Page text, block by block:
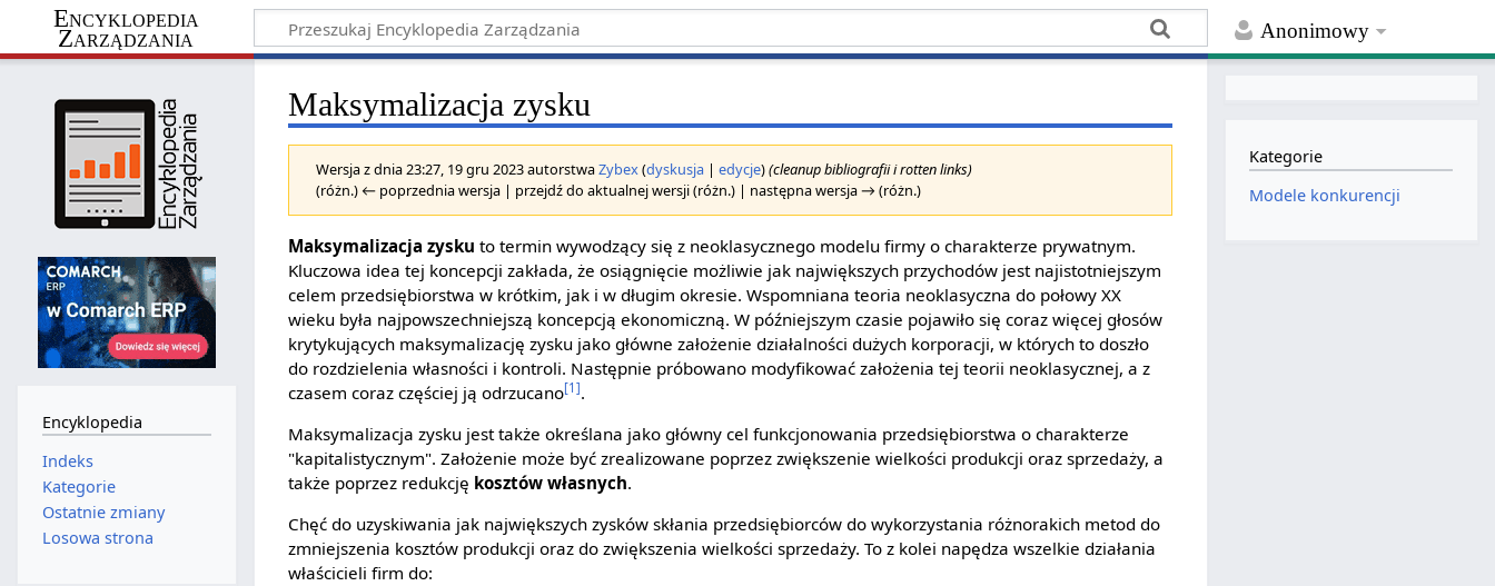
Anonimowy
Encyklopedia
Zarządzania
Maksymalizacja zysku
Wersja z dnia 23:27, 19 gru 2023 autorstwaZybex(dyskusja |edycje)(cleanup bibliografii i rotten links)
(różn.) ← poprzednia wersja | przejdź do aktualnej wersji (różn.) | następna wersja → (różn.)
Maksymalizacja zysku to termin wywodzący się z neoklasycznego modelu firmy o charakterze prywatnym.
Kluczowa idea tej koncepcji zakłada, że osiągnięcie możliwie jak największych przychodów jest najistotniejszym
celem przedsiębiorstwa w krótkim, jak i w długim okresie. Wspomniana teoria neoklasyczna do połowy XX
wieku była najpowszechniejszą koncepcją ekonomiczną. W późniejszym czasie pojawiło się coraz więcej głosów
krytykujących maksymalizację zysku jako główne założenie działalności dużych korporacji, w których to doszło
do rozdzielenia własności i kontroli. Następnie próbowano modyfikować założenia tej teorii neoklasycznej, a z
czasem coraz częściej ją odrzucano[1].
Maksymalizacja zysku jest także określana jako główny cel funkcjonowania przedsiębiorstwa o charakterze
"kapitalistycznym". Założenie może być zrealizowane poprzez zwiększenie wielkości produkcji oraz sprzedaży, a
także poprzez redukcję kosztów własnych.
Chęć do uzyskiwania jak największych zysków skłania przedsiębiorców do wykorzystania różnorakich metod do
zmniejszenia kosztów produkcji oraz do zwiększenia wielkości sprzedaży. To z kolei napędza wszelkie działania
właścicieli firm do:
Encyklopedia
Indeks
Kategorie
Ostatnie zmiany
Losowa strona
Kategorie
Modele konkurencji